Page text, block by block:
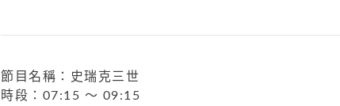
節目名稱：史瑞克三世
時段：07:15 ～ 09:15